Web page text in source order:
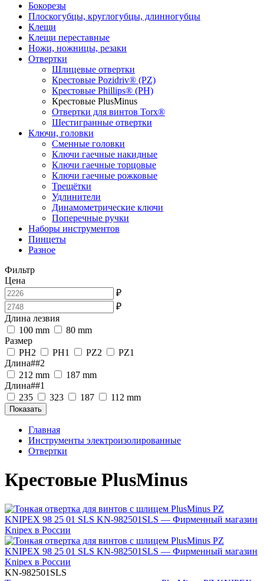
Бокорезы
Плоскогубцы, круглогубцы, длинногубцы
Клещи
Клещи переставные
Ножи, ножницы, резаки
Отвертки
Шлицевые отвертки
Крестовые Pozidriv® (PZ)
Крестовые Phillips® (PH)
Крестовые PlusMinus
Отвертки для винтов Torx®
Шестигранные отвертки
Ключи, головки
Сменные головки
Ключи гаечные накидные
Ключи гаечные торцовые
Ключи гаечные рожковые
Трещётки
Удлинители
Динамометрические ключи
Поперечные ручки
Наборы инструментов
Пинцеты
Разное
Фильтр
Цена
₽
₽
Длина лезвия
100 mm
80 mm
Размер
PH2
PH1 PZ2
PZ1
Длина##2
212 mm
187 mm
Длина##1
235
323 187 112 mm
Главная
Инструменты электроизолированные
Отвертки
Крестовые PlusMinus
KN-982501SLS